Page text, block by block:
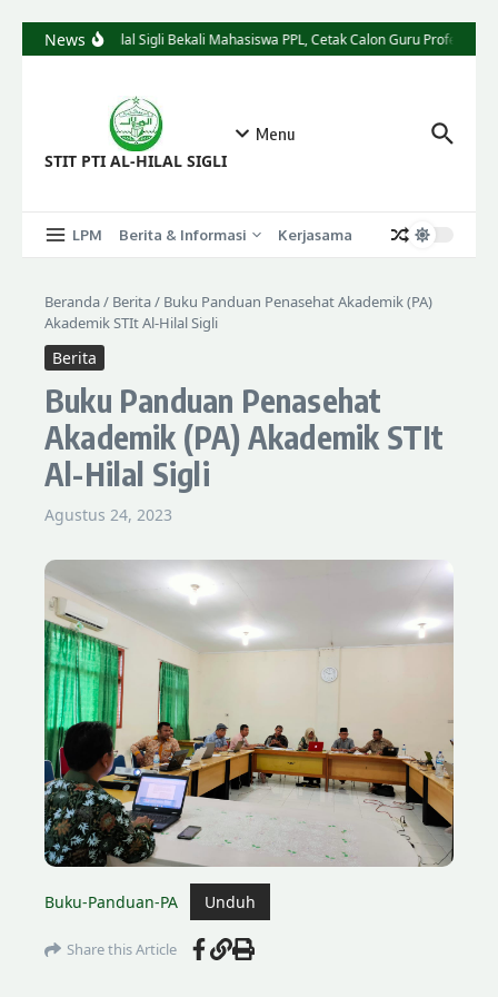
News
STIT Al-Hilal Sigli Bekali Mahasiswa PPL, Cetak Calon Guru
STIT PTI AL-HILAL SIGLI
Menu
LPM Berita & Informasi Kerjasama
Beranda/ Berita/ Buku Panduan Penasehat Akademik (PA)
Akademik STIt Al-Hilal Sigli
Berita
Buku Panduan Penasehat
Akademik (PA) Akademik STIt
Al-Hilal Sigli
Agustus 24, 2023
Buku-Panduan-PA Unduh
Share this Article